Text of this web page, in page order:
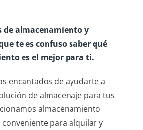
de almacenamiento y
te es confuso saber qué
es el mejor para ti.
encantados de ayudarte a
de almacenaje para tus
almacenamiento
para alquilar y